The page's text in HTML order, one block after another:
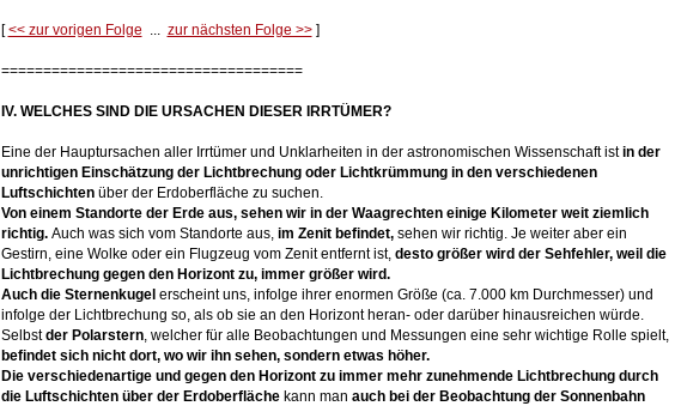
[<< zur vorigen Folge zur nächsten Folge >>]
====================================
IV. WELCHES SIND DIE URSACHEN DIESER IRRTÜMER?
Eine der Hauptursachen aller Irrtümer und Unklarheiten in der astronomischen Wissenschaft istin der
unrichtigen Einschätzung der Lichtbrechung oder Lichtkrümmung in den verschiedenen
Luftschichten über der Erdoberfläche zu suchen.
Von einem Standorte der Erde aus, sehen wir in der Waagrechten einige Kilometer weit ziemlich
richtig. Auch was sich vom Standorte aus, im Zenit befindet, sehen wir richtig. Je weiter aber ein
Gestirn, eine Wolke oder ein Flugzeug vom Zenit entfernt ist, desto größer wird der Sehfehler, weil die
Lichtbrechung gegen den Horizont zu, immer größer wird.
Auch die Sternenkugel erscheint uns, infolge ihrer enormen Größe (ca. 7.000 km Durchmesser) und
infolge der Lichtbrechung so, als ob sie an den Horizont heran- oder darüber hinausreichen würde.
Selbstder Polarstern, welcher für alle Beobachtungen und Messungen eine sehr wichtige Rolle spielt,
befindet sich nicht dort, wo wir ihn sehen, sondern etwas höher.
Die verschiedenartige und gegen den Horizont zu immer mehr zunehmende Lichtbrechung durch
die Luftschichten über der Erdoberfläche kann man auch bei der Beobachtung der Sonnenbahn